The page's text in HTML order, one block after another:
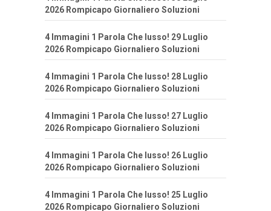
2026 Rompicapo Giornaliero Soluzioni
4 Immagini 1 Parola Che lusso! 29 Luglio
2026 Rompicapo Giornaliero Soluzioni
4 Immagini 1 Parola Che lusso! 28 Luglio
2026 Rompicapo Giornaliero Soluzioni
4 Immagini 1 Parola Che lusso! 27 Luglio
2026 Rompicapo Giornaliero Soluzioni
4 Immagini 1 Parola Che lusso! 26 Luglio
2026 Rompicapo Giornaliero Soluzioni
4 Immagini 1 Parola Che lusso! 25 Luglio
2026 Rompicapo Giornaliero Soluzioni